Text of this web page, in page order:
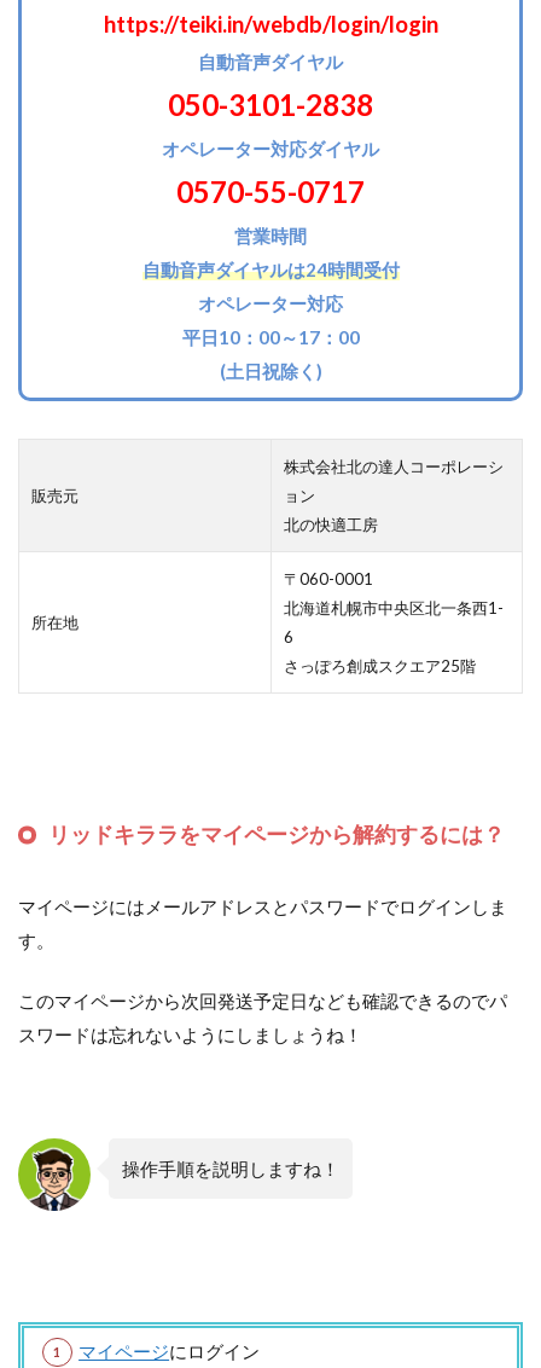
https://teiki.in/webdb/login/login
自動音声ダイヤル
050-3101-2838
オペレーター対応ダイヤル
0570-55-0717
営業時間
自動音声ダイヤルは24時間受付
オペレーター対応
平日10：00～17：00
(土日祝除く)
販売元
株式会社北の達人コーポレーシ
ョン
北の快適工房
所在地
〒060-0001
北海道札幌市中央区北一条西1-
6
さっぽろ創成スクエア25階
リッドキララをマイページから解約するには？
マイページにはメールアドレスとパスワードでログインしま
す。
このマイページから次回発送予定日なども確認できるのでパ
スワードは忘れないようにしましょうね！
操作手順を説明しますね！
マイページにログイン